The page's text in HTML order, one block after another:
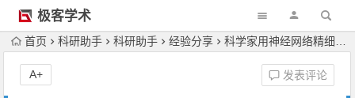
极客学术
首页 科研助手 科研助手 经验分享 科学家用神经网络精细刻画蛋白结构
发表评论
A+